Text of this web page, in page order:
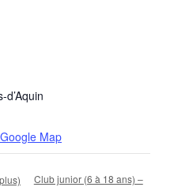
Map
Club junior (6 à 18 ans) –